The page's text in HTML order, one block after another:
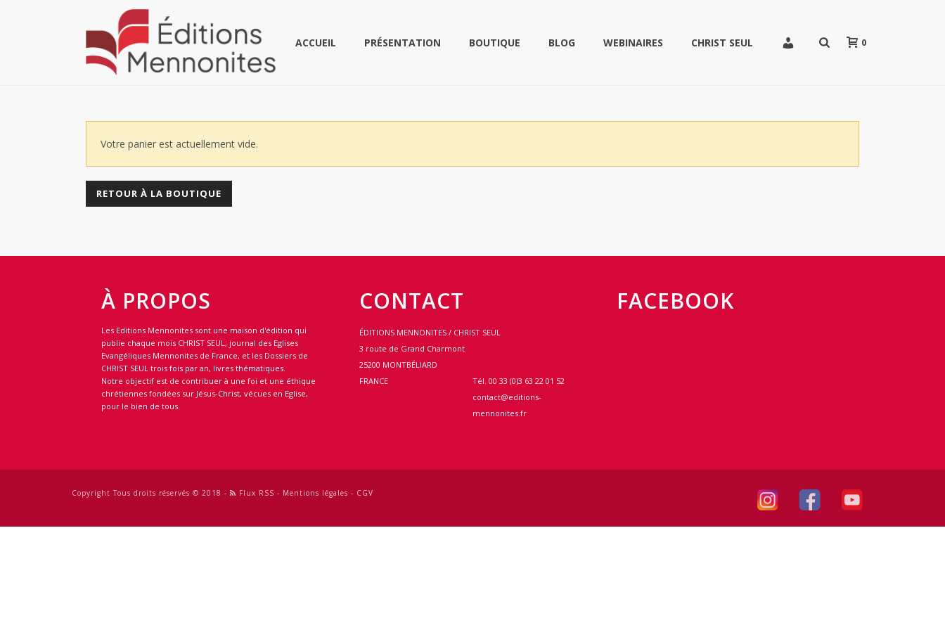
ACCUEIL PRÉSENTATION BOUTIQUE BLOG WEBINAIRES CHRIST SEUL 0
Votre panier est actuellement vide.
RETOUR À LA BOUTIQUE
À PROPOS
Les Editions Mennonites sont une maison d'édition qui
publie chaque mois CHRIST SEUL, journal des Eglises
Evangéliques Mennonites de France, et les Dossiers de
CHRIST SEUL trois fois par an, livres thématiques.
Notre objectif est de contribuer à une foi et une éthique
chrétiennes fondées sur Jésus-Christ, vécues en Eglise,
pour le bien de tous.
CONTACT
ÉDITIONS MENNONITES / CHRIST SEUL
3 route de Grand Charmont
25200 MONTBÉLIARD
FRANCE
Tél. 00 33 (0)3 63 22 01 52
contact@editions-
mennonites.fr
FACEBOOK
Copyright Tous droits réservés © 2018 - Flux RSS - Mentions légales - CGV